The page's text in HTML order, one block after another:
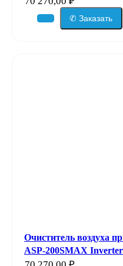
✆ Заказать
Очиститель воздуха
ASP-200SMAX Inverter